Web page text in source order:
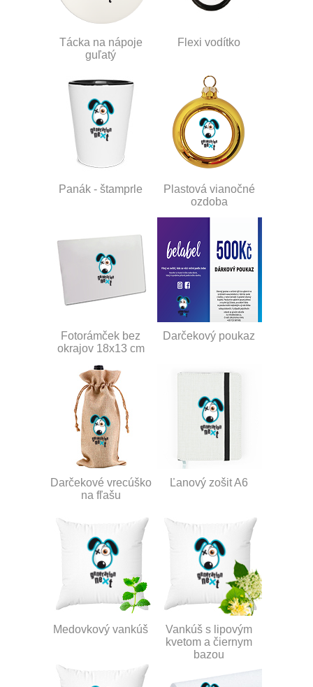
Tácka na nápoje
guľatý
Flexi vodítko
Panák - štamprle
Plastová vianočné
ozdoba
Fotorámček bez
okrajov 18x13 cm
Darčekový poukaz
Darčekové vrecúško
na fľašu
Ľanový zošit A6
Medovkový vankúš
Vankúš s lipovým
kvetom a čiernym
bazou